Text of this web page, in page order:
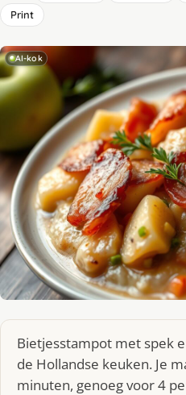
Print
AI-kok
Bietjesstampot met spek
de Hollandse keuken. Je
minuten, genoeg voor 4